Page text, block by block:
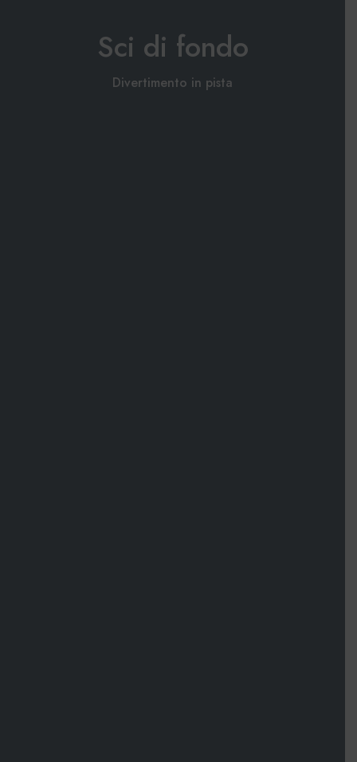
Sci di fondo
Divertimento in pista